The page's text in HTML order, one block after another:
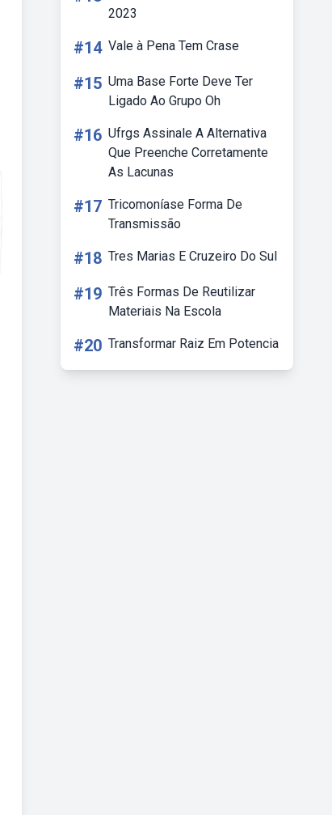
2023
#14 Vale à Pena Tem Crase
#15 Uma Base Forte Deve Ter
Ligado Ao Grupo Oh
#16 Ufrgs Assinale A Alternativa
Que Preenche Corretamente
As Lacunas
#17 Tricomoníase Forma De
Transmissão
#18 Tres Marias E Cruzeiro Do Sul
#19 Três Formas De Reutilizar
Materiais Na Escola
#20 Transformar Raiz Em Potencia